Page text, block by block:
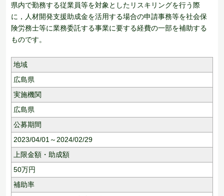
県内で勤務する従業員等を対象としたリスキリングを行う際
に，人材開発支援助成金を活用する場合の申請事務等を社会保
険労務士等に業務委託する事業に要する経費の一部を補助する
ものです。
地域
広島県
実施機関
広島県
公募期間
2023/04/01～2024/02/29
上限金額・助成額
50万円
補助率